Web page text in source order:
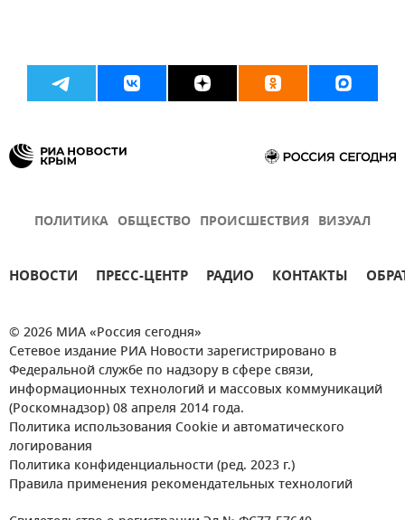
ПОЛИТИКА ОБЩЕСТВО ПРОИСШЕСТВИЯ ВИЗУАЛ
НОВОСТИ ПРЕСС-ЦЕНТР РАДИО КОНТАКТЫ
© 2026 МИА «Россия сегодня»
Сетевое издание РИА Новости зарегистрировано в
Федеральной службе по надзору в сфере связи,
информационных технологий и массовых коммуникаций
(Роскомнадзор) 08 апреля 2014 года.
Политика использования Cookie и автоматического
логирования
Политика конфиденциальности (ред. 2023 г.)
Правила применения рекомендательных технологий